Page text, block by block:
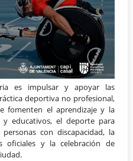
es impulsar y apoyar las
deportiva no profesional,
fomenten el aprendizaje y la
educativos, el deporte para
con discapacidad, la
oficiales y la celebración de